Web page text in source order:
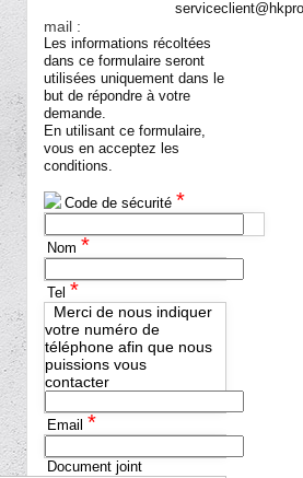
mail :
Les informations récoltées
dans ce formulaire seront
utilisées uniquement dans le
but de répondre à votre
demande.
En utilisant ce formulaire,
vous en acceptez les
conditions.
Code de sécurité *
Nom *
Tel *
Merci de nous indiquer
votre numéro de
téléphone afin que nous
puissions vous
contacter
Email *
Document joint